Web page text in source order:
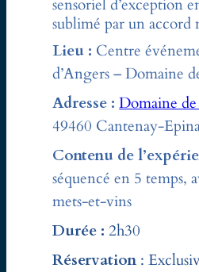
sensoriel d’exception
sublimé par un accord
Lieu : Centre
d’Angers – Domaine
Adresse :Domaine
49460 Cantenay-
Contenu de
séquencé en 5 temps,
mets-et-vins
Durée : 2h30
Réservation :